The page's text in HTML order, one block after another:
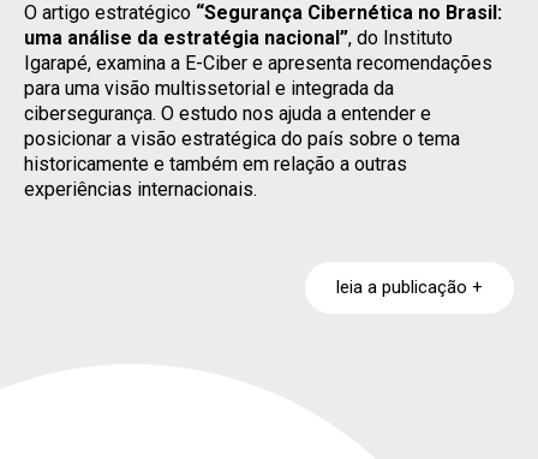
O artigo estratégico “Segurança Cibernética no Brasil:
uma análise da estratégia nacional”, do Instituto
Igarapé, examina a E-Ciber e apresenta recomendações
para uma visão multissetorial e integrada da
cibersegurança. O estudo nos ajuda a entender e
posicionar a visão estratégica do país sobre o tema
historicamente e também em relação a outras
experiências internacionais.
leia a publicação +